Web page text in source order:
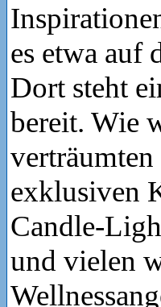
es etwa auf
Dort steht
bereit. Wie
exklusiven
Candle-
und vielen